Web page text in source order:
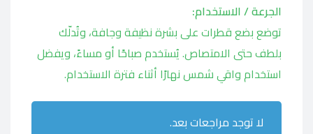
الجرعة / الاستخدام:
توضع بضع قطرات على بشرة نظيفة وجافة، وتُدلّك
بلطف حتى الامتصاص. يُستخدم صباحًا أو مساءً، ويفضل
استخدام واقي شمس نهارًا أثناء فترة الاستخدام.
لا توجد مراجعات بعد.